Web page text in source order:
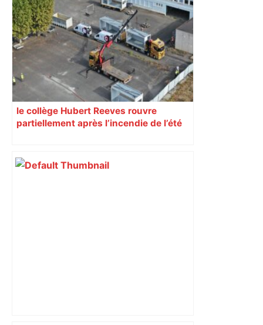
le collège Hubert Reeves rouvre
partiellement après l’incendie de l’été